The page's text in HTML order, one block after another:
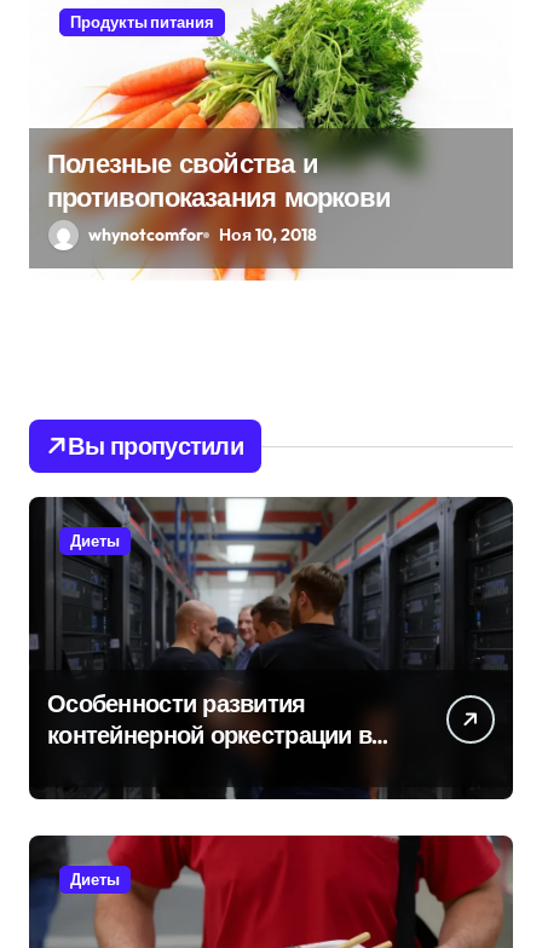
Продукты питания
Полезные свойства и
противопоказания моркови
whynotcomfor Ноя 10, 2018
Вы пропустили
Диеты
Особенности развития
контейнерной оркестрации в
Диеты